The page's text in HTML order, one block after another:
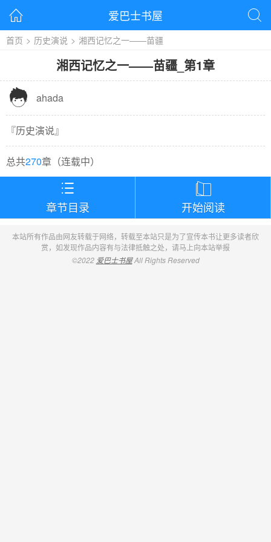
 爱巴士书屋 
首页 > 历史演说 > 湘西记忆之一——苗疆
湘西记忆之一——苗疆 第1章
 ahada
『历史演说』
总共270章（连载中）

章节目录

开始阅读
本站所有作品由网友转载于网络，转载至本站只是为了宣传本书让更多读者欣
赏，如发现作品内容有与法律抵触之处，请马上向本站举报
©2022 爱巴士书屋All Rights Reserved